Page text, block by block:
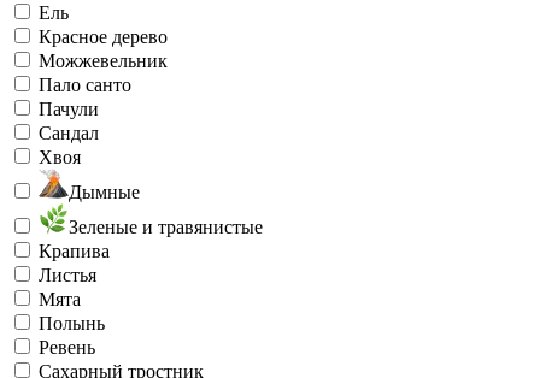
Ель
Красное дерево
Можжевельник
Пало санто
Пачули
Сандал
Хвоя
Дымные
Зеленые и травянистые
Крапива
Листья
Мята
Полынь
Ревень
Сахарный тростник